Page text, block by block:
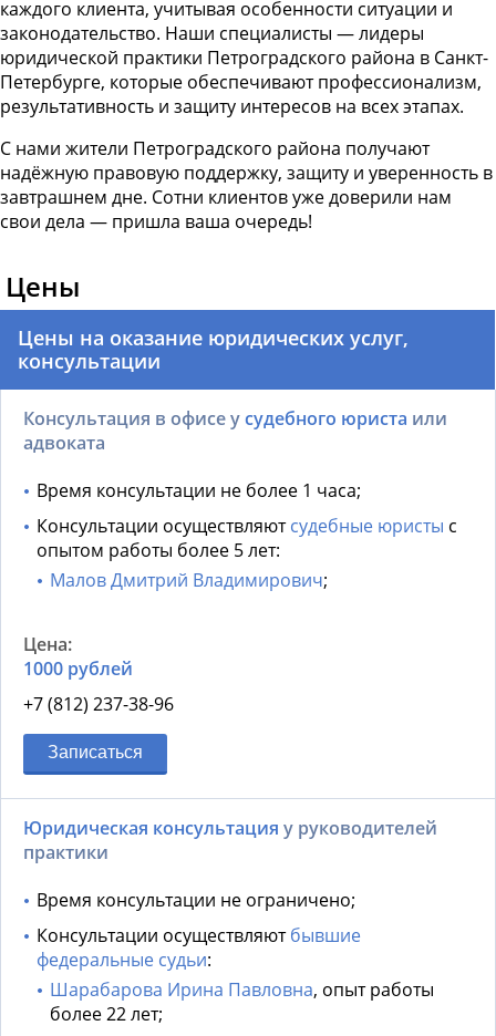
каждого клиента, учитывая особенности ситуации и
законодательство. Наши специалисты — лидеры
юридической практики Петроградского района в Санкт-
Петербурге, которые обеспечивают профессионализм,
результативность и защиту интересов на всех этапах.
С нами жители Петроградского района получают
надёжную правовую поддержку, защиту и уверенность в
завтрашнем дне. Сотни клиентов уже доверили нам
свои дела — пришла ваша очередь!
Цены
Цены на оказание юридических услуг,
консультации
Консультация в офисе усудебного юриста или
адвоката
Время консультации не более 1 часа;
Консультации осуществляютсудебные юристы с
опытом работы более 5 лет:
Малов Дмитрий Владимирович;
1000 рублей
+7 (812) 237-38-96
Записаться
Юридическая консультация у руководителей
практики
Время консультации не ограничено;
Консультации осуществляютбывшие
федеральные судьи:
Шарабарова Ирина Павловна, опыт работы
более 22 лет;